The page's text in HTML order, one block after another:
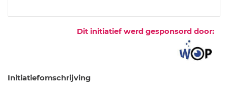
Dit initiatief werd gesponsord door:
Initiatiefomschrijving